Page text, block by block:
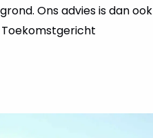
Ons advies is dan ook